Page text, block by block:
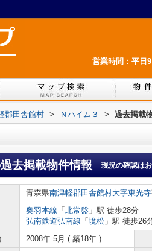
営業時間：平日
郡田舎館村 > Ｎハイム３ > 過去掲載
去掲載物件情報 現況の確認は
青森県南津軽郡田舎館村大字東光寺
奥羽本線 「 北常盤 」駅 徒歩28分
弘南鉄道弘南線 「 境松 」駅 徒歩26
2008年 5月 ( 築18年 )